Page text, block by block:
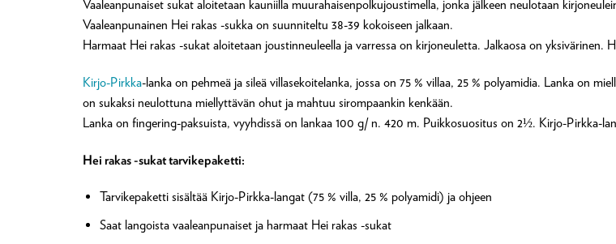
Vaaleanpunaiset sukat aloitetaan kauniilla muurahaisenpolkujoustimella, jonka jälkeen neulotaan
Vaaleanpunainen Hei rakas -sukka on suunniteltu 38-39 kokoiseen jalkaan.
Harmaat Hei rakas -sukat aloitetaan joustinneuleella ja varressa on kirjoneuletta. Jalkaosa on yksivärinen.
Kirjo-Pirkka-lanka on pehmeä ja sileä villasekoitelanka, jossa on 75 % villaa, 25 % polyamidia. Lanka on
on sukaksi neulottuna miellyttävän ohut ja mahtuu sirompaankin kenkään.
Lanka on fingering-paksuista, vyyhdissä on lankaa 100 g/ n. 420 m. Puikkosuositus on 2½. Kirjo-Pirkka-
Hei rakas -sukat tarvikepaketti:
Tarvikepaketti sisältää Kirjo-Pirkka-langat (75 % villa, 25 % polyamidi) ja ohjeen
Saat langoista vaaleanpunaiset ja harmaat Hei rakas -sukat